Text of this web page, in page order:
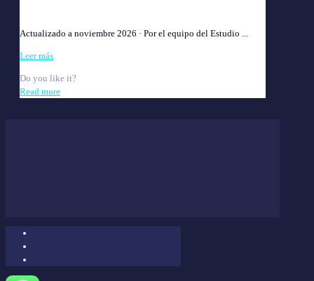
Actualizado a noviembre 2026 · Por el equipo del Estudio ...
Leer más
Do you like it?
Read more